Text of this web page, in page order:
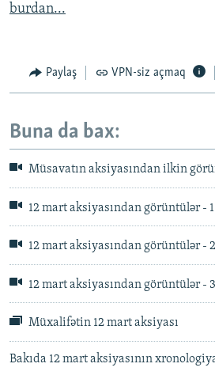
burdan...
Paylaş VPN-siz açmaq
Buna da bax:
Müsavatın aksiyasından ilkin
12 mart aksiyasından görüntülər - 1
12 mart aksiyasından görüntülər - 2
12 mart aksiyasından görüntülər - 3
Müxalifətin 12 mart aksiyası
Bakıda 12 mart aksiyasının